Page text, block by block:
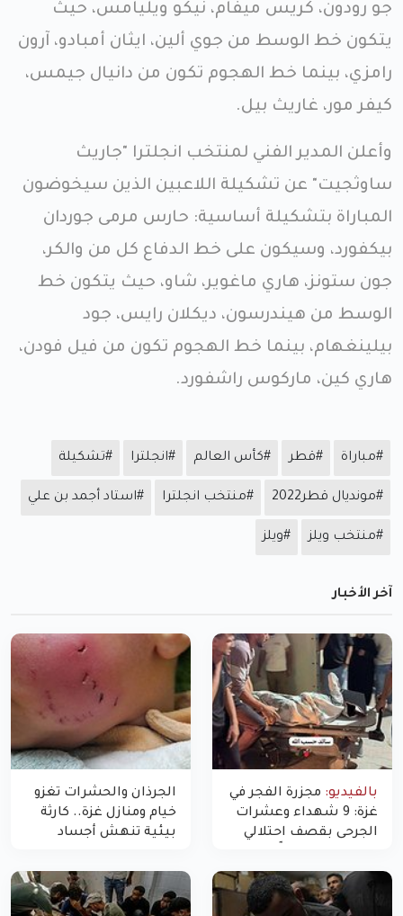
جو رودون، كريس ميفام، نيكو ويليامس، حيث
يتكون خط الوسط من جوي ألين، ايثان أمبادو، آرون
رامزي، بينما خط الهجوم تكون من دانيال جيمس،
كيفر مور، غاريث بيل.
وأعلن المدير الفني لمنتخب انجلترا "جاريث
ساوثجيت" عن تشكيلة اللاعبين الذين سيخوضون
المباراة ​بتشكيلة أساسية: حارس مرمى جوردان
بيكفورد، وسيكون على خط الدفاع كل من والكر،
جون ستونز، هاري ماغوير، شاو، حيث يتكون خط
الوسط من هيندرسون، ديكلان رايس، جود
بيلينغهام، بينما خط الهجوم تكون من فيل فودن،
هاري كين، ماركوس راشفورد.
#مباراة #قطر #كأس العالم #انجلترا #تشكيلة
#مونديال قطر2022 #منتخب انجلترا #استاد أجمد بن علي
#منتخب ويلز #ويلز
آخر الأخبار
بالفيديو: مجزرة الفجر في
غزة: 9 شهداء وعشرات
الجرحى بقصف احتلالي
الجرذان والحشرات تغزو
خيام ومنازل غزة.. كارثة
بيئية تنهش أجساد